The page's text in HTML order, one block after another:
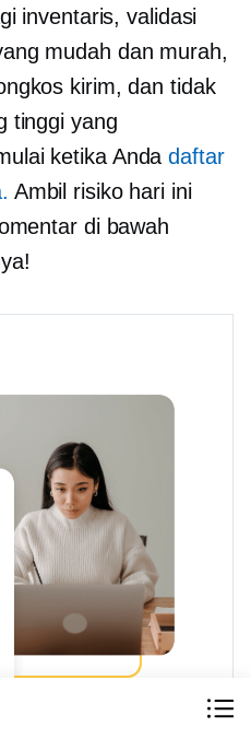
inventaris, validasi
mudah dan murah,
kirim, dan tidak
tinggi yang
ketika Andadaftar
Ambil risiko hari ini
di bawah